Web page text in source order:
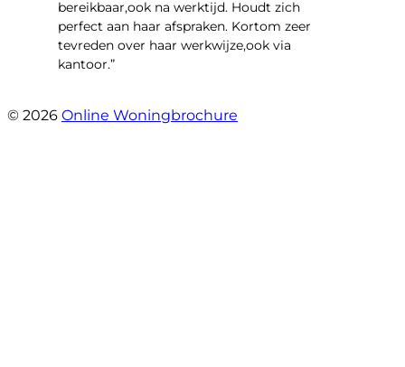
bereikbaar,ook na werktijd. Houdt zich
perfect aan haar afspraken. Kortom zeer
tevreden over haar werkwijze,ook via
kantoor.”
© 2026 Online Woningbrochure